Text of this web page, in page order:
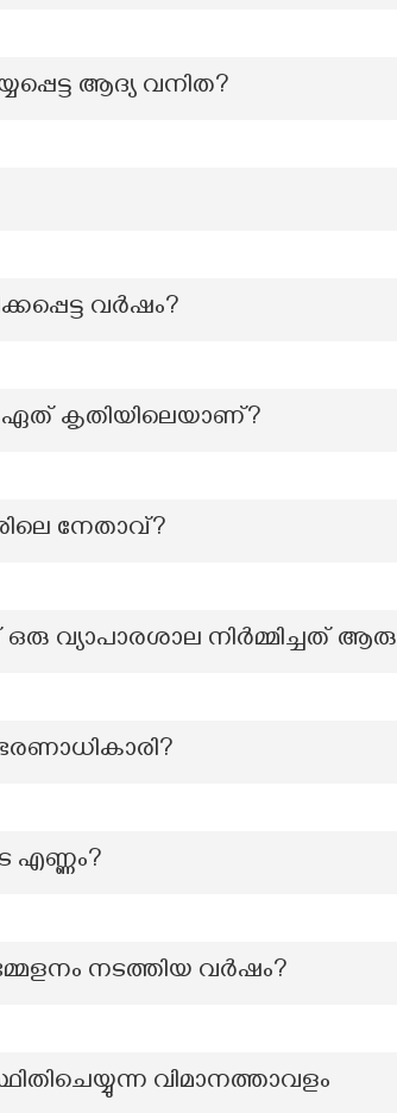
ആദ്യ വനിത?
വര്‍ഷം?
കൃതിയിലെയാണ്?
നേതാവ്?
ഒരു വ്യാപാരശാല നിർമ്മിച്ചത്
എണ്ണം?
നടത്തിയ വർഷം?
വിമാനത്താവളം